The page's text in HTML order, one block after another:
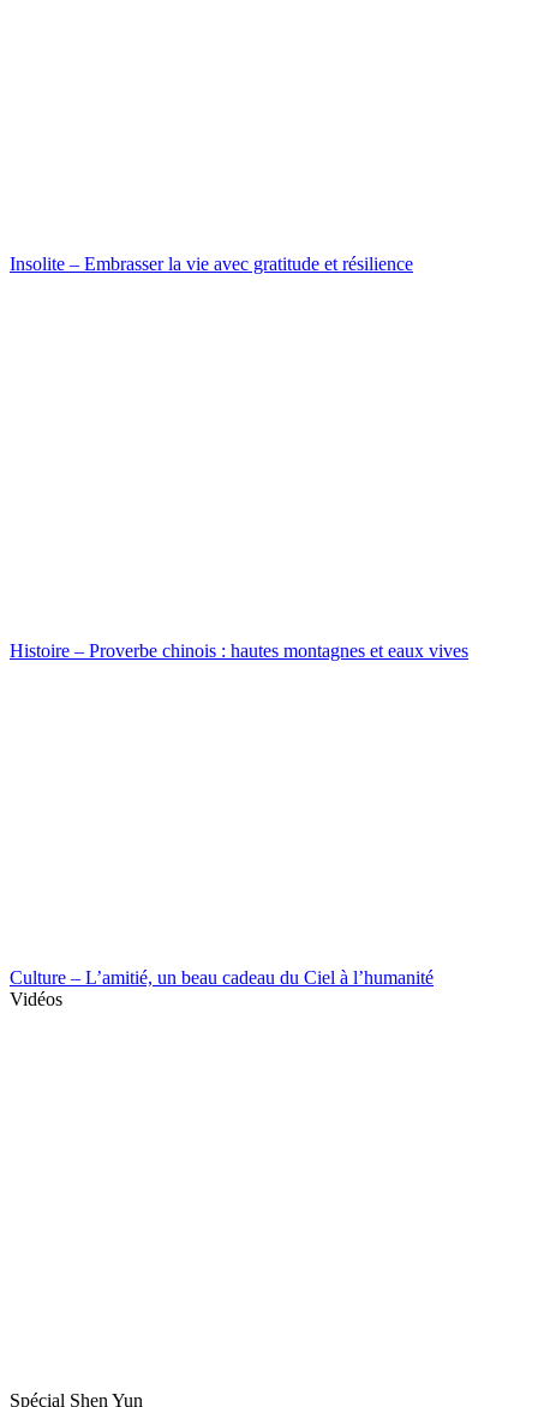
Insolite – Embrasser la vie avec gratitude et résilience
Histoire – Proverbe chinois : hautes montagnes et eaux vives
Culture – L’amitié, un beau cadeau du Ciel à l’humanité
Vidéos
Spécial Shen Yun